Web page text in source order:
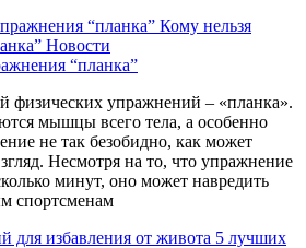
Кому нельзя
Новости
“планка”
физических упражнений – «планка».
мышцы всего тела, а особенно
не так безобидно, как может
Несмотря на то, что упражнение
минут, оно может навредить
спортсменам
5 лучших